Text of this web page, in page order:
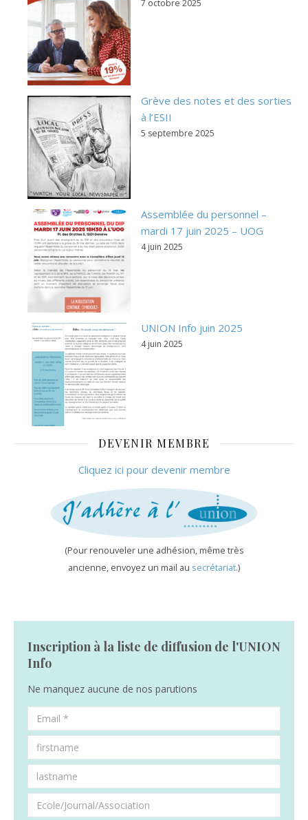
7 octobre 2025
Grève des notes et des sorties
à l’ESII
5 septembre 2025
Assemblée du personnel –
mardi 17 juin 2025 – UOG
4 juin 2025
UNION Info juin 2025
4 juin 2025
DEVENIR MEMBRE
Cliquez ici pour devenir membre
(Pour renouveler une adhésion, même très
ancienne, envoyez un mail au secrétariat.)
Inscription à la liste de diffusion de l'UNION
Info
Ne manquez aucune de nos parutions